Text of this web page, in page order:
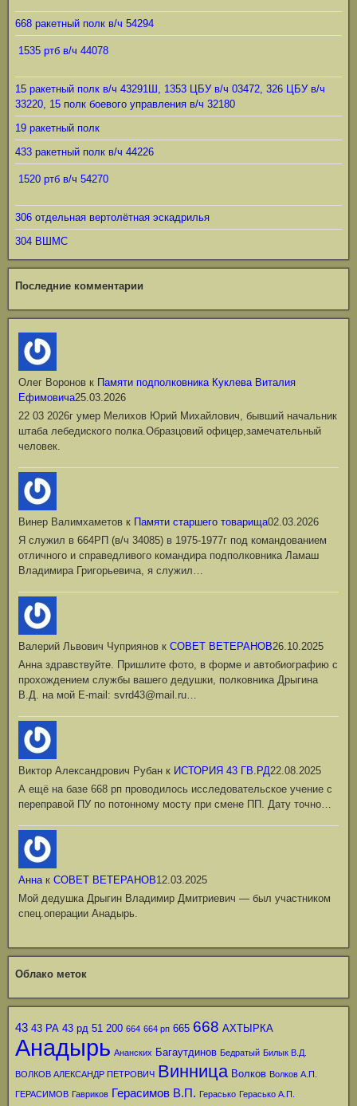
668 ракетный полк в/ч 54294
1535 ртб в/ч 44078
15 ракетный полк в/ч 43291Ш, 1353 ЦБУ в/ч 03472, 326 ЦБУ в/ч
33220, 15 полк боевого управления в/ч 32180
19 ракетный полк
433 ракетный полк в/ч 44226
1520 ртб в/ч 54270
306 отдельная вертолётная эскадрилья
304 ВШМС
Последние комментарии
Олег Воронов к Памяти подполковника Куклева Виталия
Ефимовича25.03.2026
22 03 2026г умер Мелихов Юрий Михайлович, бывший начальник
штаба лебедиского полка.Образцовий офицер,замечательный
человек.
Винер Валимхаметов к Памяти старшего товарища02.03.2026
Я служил в 664РП (в/ч 34085) в 1975-1977г под командованием
отличного и справедливого командира подполковника Ламаш
Владимира Григорьевича, я служил…
Валерий Львович Чуприянов к СОВЕТ ВЕТЕРАНОВ26.10.2025
Анна здравствуйте. Пришлите фото, в форме и автобиографию с
прохождением службы вашего дедушки, полковника Дрыгина
В.Д. на мой Е-mail: svrd43@mail.ru…
Виктор Александрович Рубан к ИСТОРИЯ 43 ГВ.РД22.08.2025
А ещё на базе 668 рп проводилось исследовательское учение с
переправой ПУ по потонному мосту при смене ПП. Дату точно…
Аннак СОВЕТ ВЕТЕРАНОВ12.03.2025
Мой дедушка Дрыгин Владимир Дмитриевич — был участником
спец.операции Анадырь.
Облако меток
43 43 РА 43 рд 51 200 664 664 рп 665 668 АХТЫРКА
Анадырь Ананских Багаутдинов Бедратый Билык В.Д.
ВОЛКОВ АЛЕКСАНДР ПЕТРОВИЧ Винница Волков Волков А.П.
ГЕРАСИМОВ Гавриков Герасимов В.П. Герасько Герасько А.П.